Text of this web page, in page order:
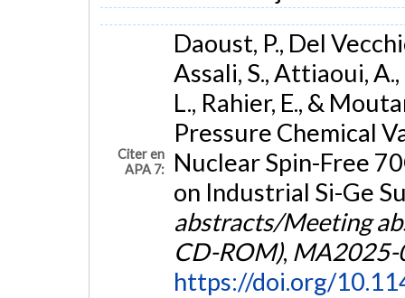
Citer en
APA 7:
Daoust, P., Del
Assali, S., Attiaoui, A.,
L., Rahier, E., &
Pressure Chemical
Nuclear Spin-Free
on Industrial Si-Ge
abstracts/Meeting
CD-ROM), MA2025-
https://doi.org/